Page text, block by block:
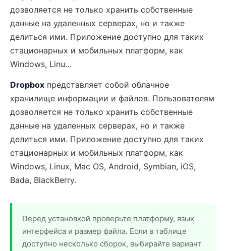
дозволяется не только хранить собственные
данные на удаленных серверах, но и также
делиться ими. Приложение доступно для таких
стационарных и мобильных платформ, как
Windows, Linu...
Dropbox представляет собой облачное
хранилище информации и файлов. Пользователям
дозволяется не только хранить собственные
данные на удаленных серверах, но и также
делиться ими. Приложение доступно для таких
стационарных и мобильных платформ, как
Windows, Linux, Mac OS, Android, Symbian, iOS,
Bada, BlackBerry.
Перед установкой проверьте платформу, язык
интерфейса и размер файла. Если в таблице
доступно несколько сборок, выбирайте вариант